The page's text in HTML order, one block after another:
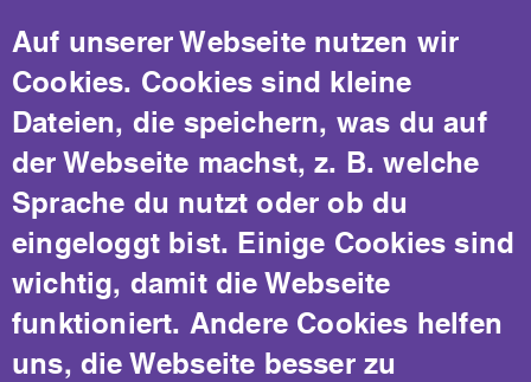
Texte in Leichter Sprache sind
einfacher und verständlicher.
Bei DuDa sprechen wir in Leichter
Sprache.
Mehr Menschen verstehen uns.
Weniger Menschen sind auf Hilfe
angewiesen.
Auf unserer Webseite nutzen wir
Cookies. Cookies sind kleine
Dateien, die speichern, was du auf
der Webseite machst, z. B. welche
Sprache du nutzt oder ob du
eingeloggt bist. Einige Cookies sind
wichtig, damit die Webseite
funktioniert. Andere Cookies helfen
uns, die Webseite besser zu